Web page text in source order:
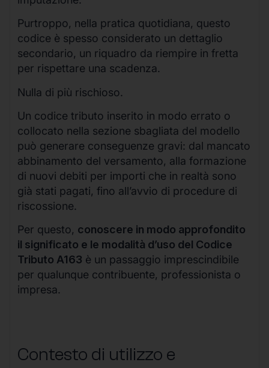
Purtroppo, nella pratica quotidiana, questo
codice è spesso considerato un dettaglio
secondario, un riquadro da riempire in fretta
per rispettare una scadenza.
Nulla di più rischioso.
Un codice tributo inserito in modo errato o
collocato nella sezione sbagliata del modello
può generare conseguenze gravi: dal mancato
abbinamento del versamento, alla formazione
di nuovi debiti per importi che in realtà sono
già stati pagati, fino all’avvio di procedure di
riscossione.
Per questo, conoscere in modo approfondito
il significato e le modalità d’uso del Codice
Tributo A163 è un passaggio imprescindibile
per qualunque contribuente, professionista o
impresa.
Contesto di utilizzo e